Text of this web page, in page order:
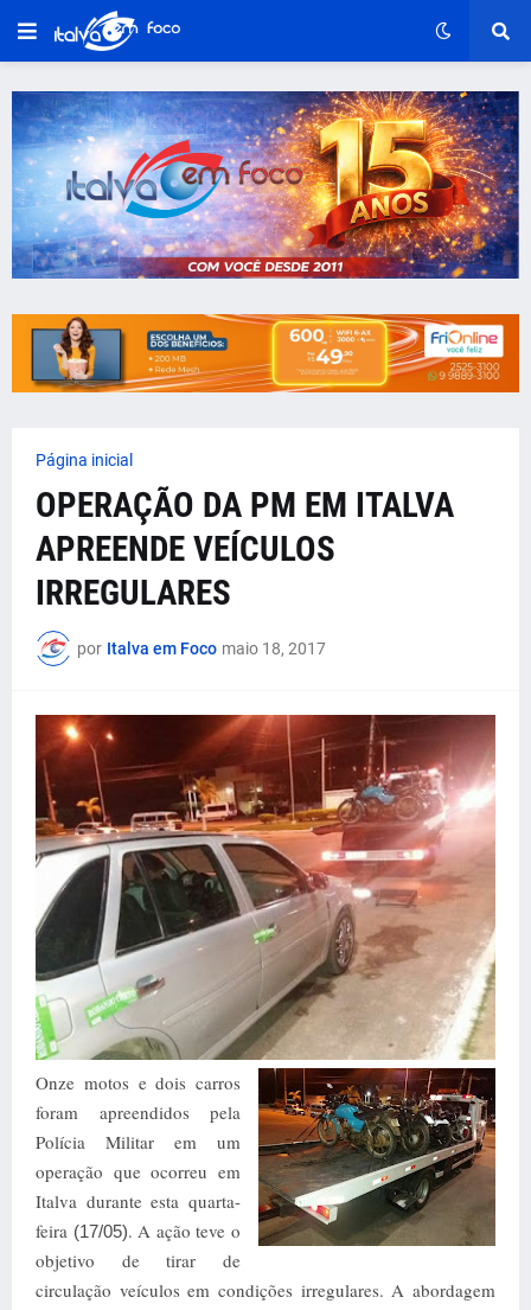
Página inicial
OPERAÇÃO DA PM EM ITALVA
APREENDE VEÍCULOS
IRREGULARES
por Italva em Foco maio 18, 2017
Onze motos e dois carros
foram apreendidos pela
Polícia Militar em um
operação que ocorreu em
Italva durante esta quarta-
feira (17/05). A ação teve o
objetivo de tirar de
circulação veículos em condições irregulares. A abordagem